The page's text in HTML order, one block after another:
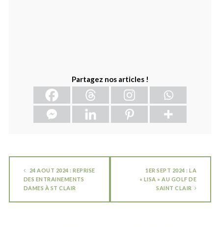
Partagez nos articles !
24 AOUT 2024 : REPRISE
DES ENTRAINEMENTS
DAMES À ST CLAIR
1ER SEPT 2024 : LA
« LISA » AU GOLF DE
SAINT CLAIR